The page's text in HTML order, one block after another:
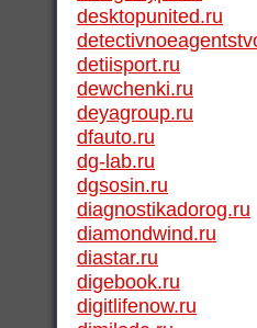
desktopunited.ru
detiisport.ru
dewchenki.ru
deyagroup.ru
dfauto.ru
dg-lab.ru
dgsosin.ru
diagnostikadorog.ru
diamondwind.ru
diastar.ru
digebook.ru
digitlifenow.ru